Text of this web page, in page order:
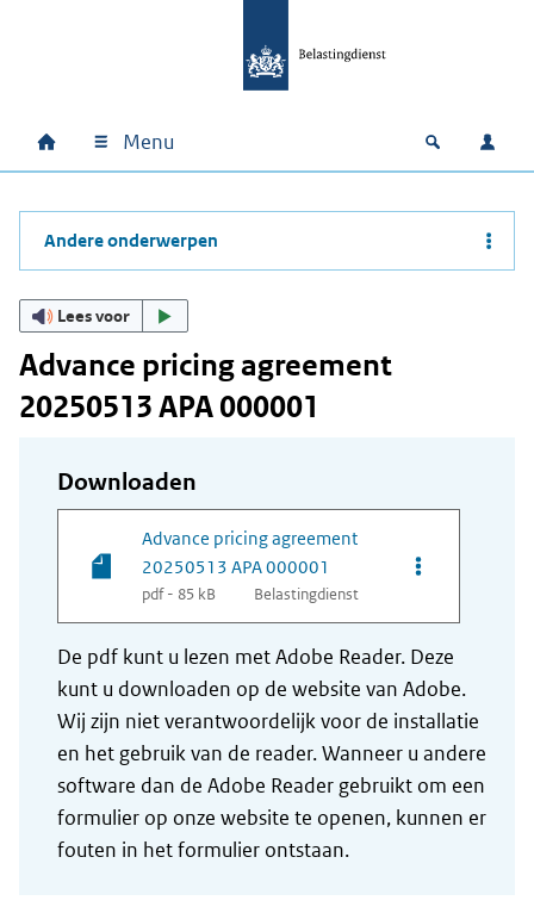
Hoofdnavigatie
Home Menu Open
Andere onderwerpen
Lees voor
Advance pricing agreement
20250513 APA 000001
Downloaden
Advance pricing agreement
20250513 APA 000001
pdf - 85 kB Belastingdienst
Opties van
De pdf kunt u lezen met Adobe Reader. Deze
kunt u downloaden op de website van Adobe.
Wij zijn niet verantwoordelijk voor de installatie
en het gebruik van de reader. Wanneer u andere
software dan de Adobe Reader gebruikt om een
formulier op onze website te openen, kunnen er
fouten in het formulier ontstaan.